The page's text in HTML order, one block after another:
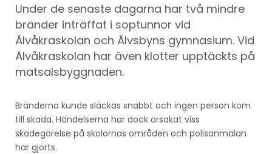
Under de senaste dagarna har två mindre
bränder inträffat i soptunnor vid
Älvåkraskolan och Älvsbyns gymnasium. Vid
Älvåkraskolan har även klotter upptäckts på
matsalsbyggnaden.
Bränderna kunde släckas snabbt och ingen person kom
till skada. Händelserna har dock orsakat viss
skadegörelse på skolornas områden och polisanmälan
har gjorts.